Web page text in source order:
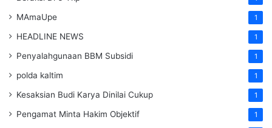
MAmaUpe 1
HEADLINE NEWS 1
Penyalahgunaan BBM Subsidi 1
polda kaltim 1
Kesaksian Budi Karya Dinilai Cukup 1
Pengamat Minta Hakim Objektif 1